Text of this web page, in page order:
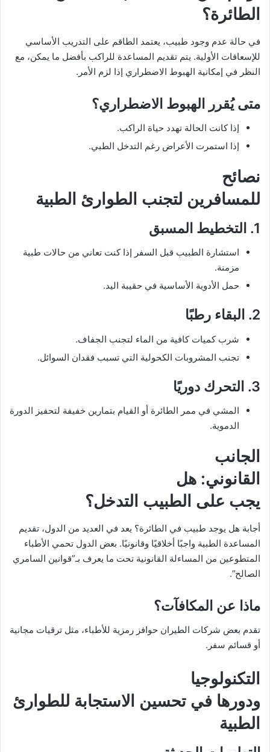
الطائرة؟
في حالة عدم وجود طبيب، يعتمد الطاقم على التدريب الأساسي
للإسعافات الأولية. يتم تقديم المساعدة للراكب بأفضل ما يمكن، مع
النظر في إمكانية الهبوط الاضطراري إذا لزم الأمر.
متى يُقرر الهبوط الاضطراري؟
إذا كانت الحالة تهدد حياة الراكب.
إذا استمرت الأعراض رغم التدخل الطبي.
نصائح
للمسافرين لتجنب الطوارئ الطبية
1. التخطيط المسبق
استشارة الطبيب قبل السفر إذا كنت تعاني من حالات طبية
مزمنة.
حمل الأدوية الأساسية في حقيبة اليد.
2. البقاء رطبًا
شرب كميات كافية من الماء لتجنب الجفاف.
تجنب المشروبات الكحولية التي تسبب فقدان السوائل.
3. التحرك دوريًا
المشي في ممر الطائرة أو القيام بتمارين خفيفة لتحفيز الدورة
الدموية.
الجانب
القانوني: هل
يجب على الطبيب التدخل؟
أجابة هل يوجد طبيب في الطائرة؟ يعد في العديد من الدول، تقديم
المساعدة الطبية واجبًا أخلاقيًا وقانونيًا. بعض الدول تحمي الأطباء
المتطوعين من المساءلة القانونية تحت ما يعرف بـ”قوانين السامري
الصالح”.
ماذا عن المكافآت؟
تقدم بعض شركات الطيران حوافز رمزية للأطباء، مثل ترقيات مجانية
أو قسائم سفر.
التكنولوجيا
ودورها في تحسين الاستجابة للطوارئ
الطبية